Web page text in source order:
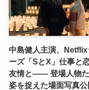
中島健人主演、Netflix
ーズ「SとX」仕事と恋
友情と―― 登場人物
姿を捉えた場面写真公